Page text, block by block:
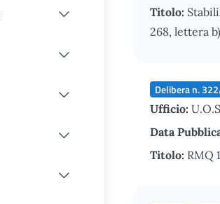
Titolo:
268, lettera
Delibera n.
Ufficio:
Data
Titolo: RMQ